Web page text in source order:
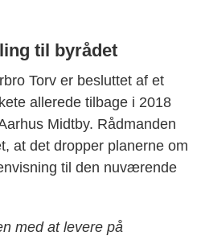
til byrådet
Torv er besluttet af et
allerede tilbage i 2018
Midtby. Rådmanden
at det dropper planerne om
til den nuværende
med at levere på